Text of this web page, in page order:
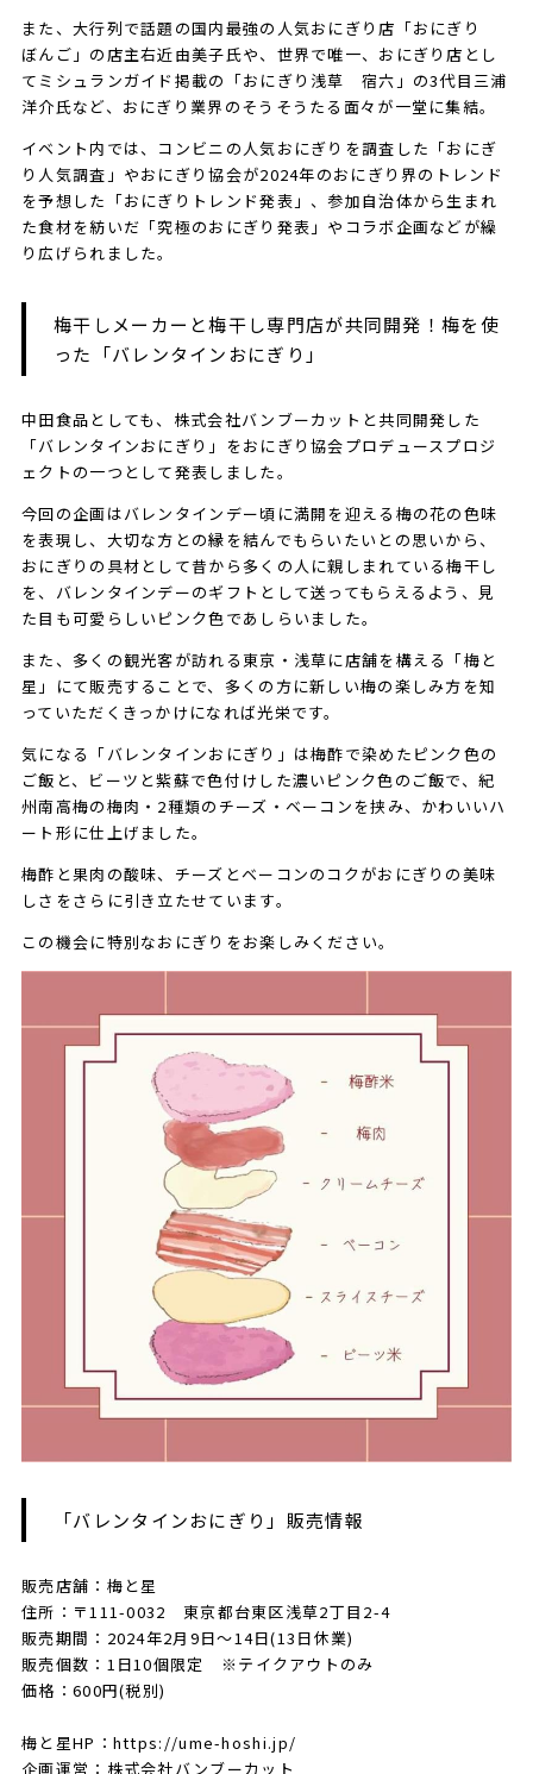
また、大行列で話題の国内最強の人気おにぎり店「おにぎり
ぼんご」の店主右近由美子氏や、世界で唯一、おにぎり店とし
てミシュランガイド掲載の「おにぎり浅草 宿六」の3代目三浦
洋介氏など、おにぎり業界のそうそうたる面々が一堂に集結。
イベント内では、コンビニの人気おにぎりを調査した「おにぎ
り人気調査」やおにぎり協会が2024年のおにぎり界のトレンド
を予想した「おにぎりトレンド発表」、参加自治体から生まれ
た食材を紡いだ「究極のおにぎり発表」やコラボ企画などが繰
り広げられました。
梅干しメーカーと梅干し専門店が共同開発！梅を使
った「バレンタインおにぎり」
中田食品としても、株式会社バンブーカットと共同開発した
「バレンタインおにぎり」をおにぎり協会プロデュースプロジ
ェクトの一つとして発表しました。
今回の企画はバレンタインデー頃に満開を迎える梅の花の色味
を表現し、大切な方との縁を結んでもらいたいとの思いから、
おにぎりの具材として昔から多くの人に親しまれている梅干し
を、バレンタインデーのギフトとして送ってもらえるよう、見
た目も可愛らしいピンク色であしらいました。
また、多くの観光客が訪れる東京・浅草に店舗を構える「梅と
星」にて販売することで、多くの方に新しい梅の楽しみ方を知
っていただくきっかけになれば光栄です。
気になる「バレンタインおにぎり」は梅酢で染めたピンク色の
ご飯と、ビーツと紫蘇で色付けした濃いピンク色のご飯で、紀
州南高梅の梅肉・2種類のチーズ・ベーコンを挟み、かわいいハ
ート形に仕上げました。
梅酢と果肉の酸味、チーズとベーコンのコクがおにぎりの美味
しさをさらに引き立たせています。
この機会に特別なおにぎりをお楽しみください。
「バレンタインおにぎり」販売情報
販売店舗：梅と星
住所：〒111-0032 東京都台東区浅草2丁目2-4
販売期間：2024年2月9日～14日(13日休業)
販売個数：1日10個限定 ※テイクアウトのみ
価格：600円(税別)
梅と星HP：https://ume-hoshi.jp/
企画運営：株式会社バンブーカット